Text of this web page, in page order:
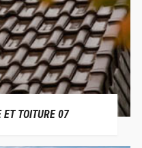
ET TOITURE 07